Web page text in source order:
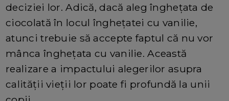
deciziei lor. Adică, dacă aleg înghețata de
ciocolată în locul înghețatei cu vanilie,
atunci trebuie să accepte faptul că nu vor
mânca înghețata cu vanilie. Această
realizare a impactului alegerilor asupra
calității vieții lor poate fi profundă la unii